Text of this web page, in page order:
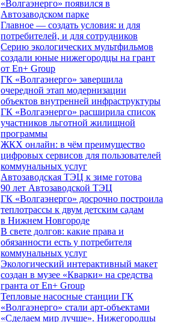
«Волгаэнерго» появился в
Автозаводском парке
Главное — создать условия: и для
потребителей, и для сотрудников
Серию экологических мультфильмов
создали юные нижегородцы на грант
от En+ Group
ГК «Волгаэнерго» завершила
очередной этап модернизации
объектов внутренней инфраструктуры
ГК «Волгаэнерго» расширила список
участников льготной жилищной
программы
ЖКХ онлайн: в чём преимущество
цифровых сервисов для пользователей
коммунальных услуг
Автозаводская ТЭЦ к зиме готова
90 лет Автозаводской ТЭЦ
ГК «Волгаэнерго» досрочно построила
теплотрассы к двум детским садам
в Нижнем Новгороде
В свете долгов: какие права и
обязанности есть у потребителя
коммунальных услуг
Экологический интерактивный макет
создан в музее «Кварки» на средства
гранта от En+ Group
Тепловые насосные станции ГК
«Волгаэнерго» стали арт-объектами
«Сделаем мир лучше». Нижегородцы